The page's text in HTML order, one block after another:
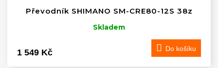
Převodník SHIMANO SM-CRE80-12S 38z
Skladem
1 549 Kč Do košíku